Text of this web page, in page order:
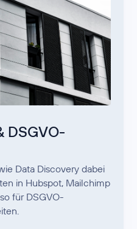
DSGVO-
Data Discovery dabei
in Hubspot, Mailchimp
für DSGVO-